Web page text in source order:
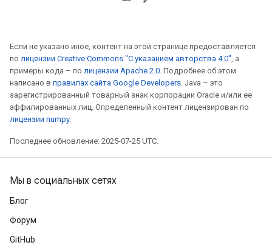
Если не указано иное, контент на этой странице предоставляется
по лицензии Creative Commons "С указанием авторства 4.0", а
примеры кода – по лицензии Apache 2.0. Подробнее об этом
написано в правилах сайта Google Developers. Java – это
зарегистрированный товарный знак корпорации Oracle и/или ее
аффилированных лиц. Определенный контент лицензирован по
лицензии numpy.
Последнее обновление: 2025-07-25 UTC.
Мы в социальных сетях
Блог
Форум
GitHub